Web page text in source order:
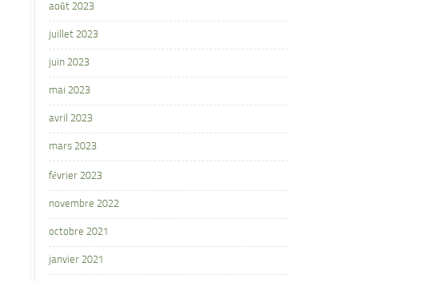
août 2023
juillet 2023
juin 2023
mai 2023
avril 2023
mars 2023
février 2023
novembre 2022
octobre 2021
janvier 2021